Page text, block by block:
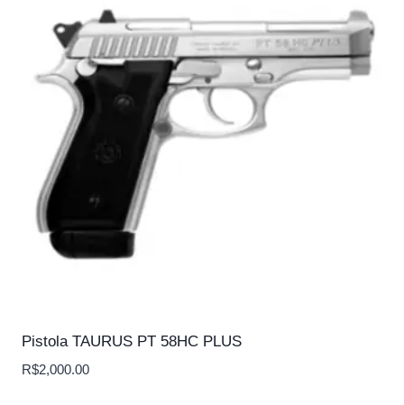
Pistola TAURUS PT 58HC PLUS
R$2,000.00